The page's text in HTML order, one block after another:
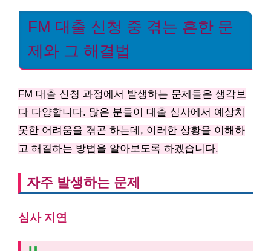
FM 대출 신청 중 겪는 흔한 문
제와 그 해결법
FM 대출 신청 과정에서 발생하는 문제들은 생각보
다 다양합니다. 많은 분들이 대출 심사에서 예상치
못한 어려움을 겪곤 하는데, 이러한 상황을 이해하
고 해결하는 방법을 알아보도록 하겠습니다.
자주 발생하는 문제
심사 지연